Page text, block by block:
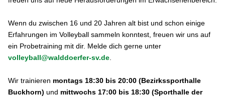
Wenn du zwischen 16 und 20 Jahren alt bist und schon einige
Erfahrungen im Volleyball sammeln konntest, freuen wir uns auf
ein Probetraining mit dir. Melde dich gerne unter
volleyball@walddoerfer-sv.de.
Wir trainieren montags 18:30 bis 20:00 (Bezirkssporthalle
Buckhorn) und mittwochs 17:00 bis 18:30 (Sporthalle der